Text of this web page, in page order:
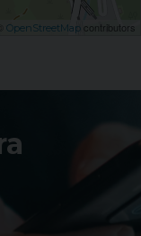
OpenStreetMap contributors